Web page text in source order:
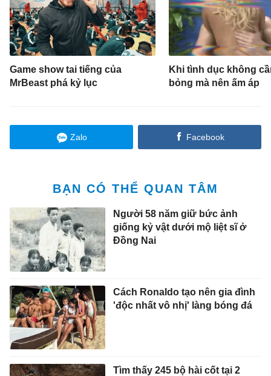
Game show tai tiếng của
MrBeast phá kỷ lục
Khi tình dục không
bỏng mà nên ấm áp
Zalo Facebook
BẠN CÓ THỂ QUAN TÂM
Người 58 năm giữ bức ảnh
giống kỷ vật dưới mộ liệt sĩ ở
Đồng Nai
Cách Ronaldo tạo nên gia đình
'độc nhất vô nhị' làng bóng đá
Tìm thấy 245 bộ hài cốt tại 2